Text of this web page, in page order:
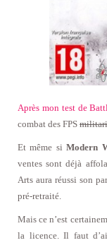
Après mon test de
combat des FPS
Et même siModern
ventes sont déjà
Arts aura réussi son
pré-retraité.
Mais ce n’est
la licence. Il faut